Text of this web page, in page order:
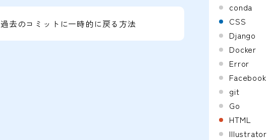
過去のコミットに一時的に戻る方法
conda
CSS
Django
Docker
Error
Facebook
git
Go
HTML
Illustrator